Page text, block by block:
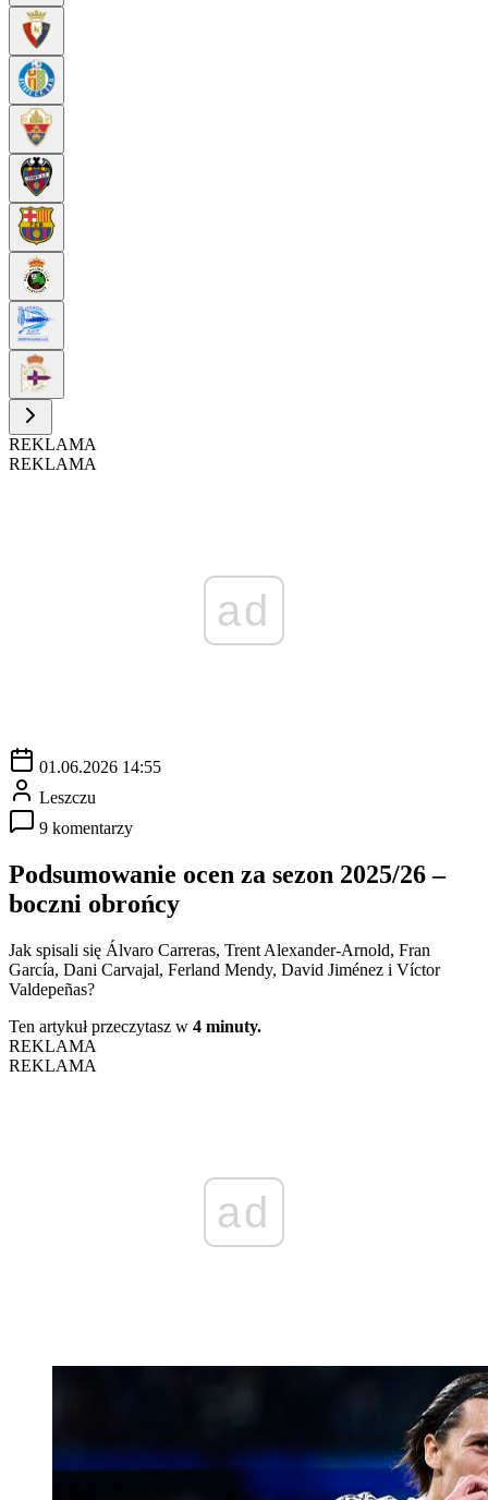
REKLAMA
REKLAMA
ad
01.06.2026 14:55
Leszczu
9 komentarzy
Podsumowanie ocen za sezon 2025/26 –
boczni obrońcy
Jak spisali się Álvaro Carreras, Trent Alexander-Arnold, Fran
García, Dani Carvajal, Ferland Mendy, David Jiménez i Víctor
Valdepeñas?
Ten artykuł przeczytasz w 4 minuty.
REKLAMA
REKLAMA
ad